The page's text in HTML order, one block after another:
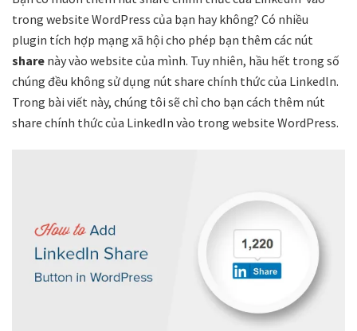
trong website WordPress của bạn hay không? Có nhiều
plugin tích hợp mạng xã hội cho phép bạn thêm các nút
share này vào website của mình. Tuy nhiên, hầu hết trong số
chúng đều không sử dụng nút share chính thức của Linkedln.
Trong bài viết này, chúng tôi sẽ chỉ cho bạn cách thêm nút
share chính thức của LinkedIn vào trong website WordPress.